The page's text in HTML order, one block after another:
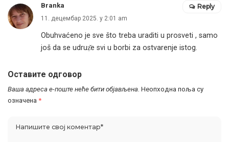
Branka
11. децембар 2025. у 2:01 am
Obuhvaćeno je sve što treba uraditi u prosveti , samo
još da se udruẓ̌e svi u borbi za ostvarenje istog.
Reply
Оставите одговор
Ваша адреса е-поште неће бити објављена. Неопходна поља су
означена *